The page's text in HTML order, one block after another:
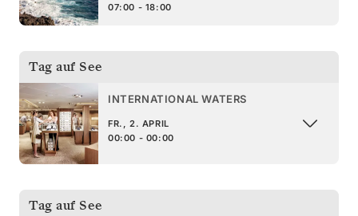
07:00 - 18:00
Tag auf See
INTERNATIONAL WATERS
FR., 2. APRIL
00:00 - 00:00
Tag auf See